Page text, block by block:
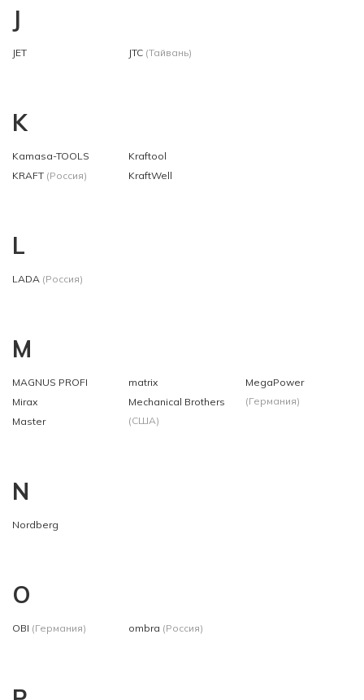
J
JET JTC (Тайвань)
K
Kamasa-TOOLS
KRAFT (Россия)
Kraftool
KraftWell
L
LADA (Россия)
M
MAGNUS PROFI
Mirax
Master
matrix
Mechanical Brothers
(США)
MegaPower
(Германия)
N
Nordberg
O
OBI (Германия) ombra (Россия)